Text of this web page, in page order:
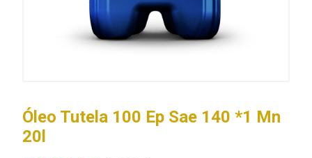
Óleo Tutela 100 Ep Sae 140 *1 Mn
20l